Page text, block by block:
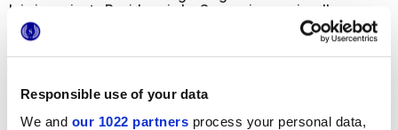
Responsible use of your data
We and our 1022 partners process your personal data,
Ini eine private Residenz in La Serra, einem reizvollen
Ortsteil in der ligurischen Landschaft, renoviert. Das
Leitmotiv des Projekts konnte sich nur von der
umgebenden Landschaft inspirieren lassen, indem es
aufgriff.
Wenn man die Schwelle der Wohnung überschreitet, wird
man sofort von einem Gefühl der Ruhe und des